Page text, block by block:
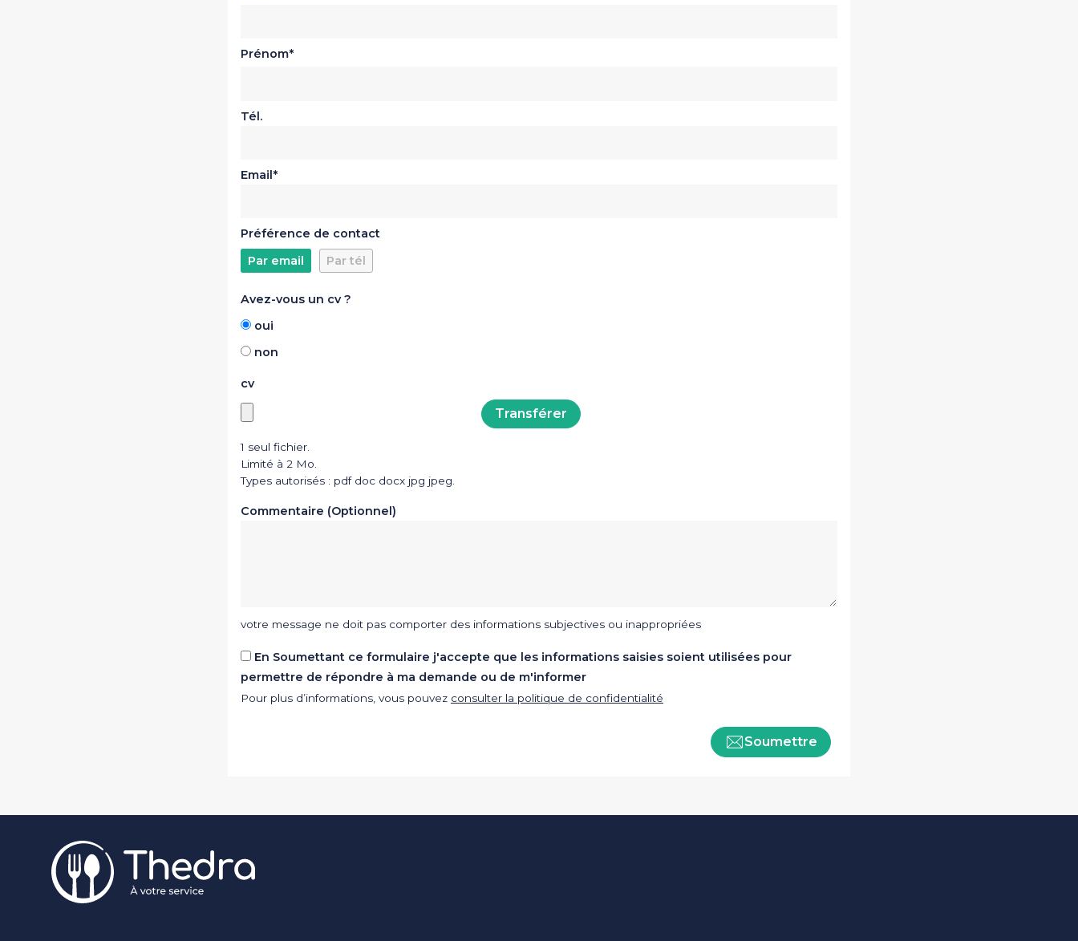
Prénom
Tél.
Email
Préférence de contact
Par email
Par tél
Avez-vous un cv ?
oui
non
cv
1 seul fichier.
Limité à 2 Mo.
Types autorisés : pdf doc docx jpg jpeg.
Commentaire (Optionnel)
votre message ne doit pas comporter des informations subjectives ou inappropriées
En Soumettant ce formulaire j'accepte que les informations saisies soient utilisées pour
permettre de répondre à ma demande ou de m'informer
Pour plus d’informations, vous pouvez consulter la politique de confidentialité
Soumettre